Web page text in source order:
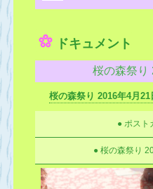
ドキュメント
桜の森祭
桜の森祭り 2016年4月21
● ポスト
● 桜の森祭り